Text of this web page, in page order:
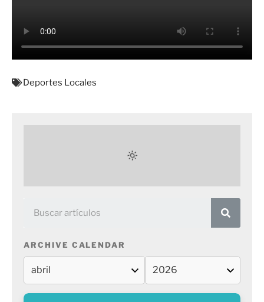
Deportes Locales
ARCHIVE CALENDAR